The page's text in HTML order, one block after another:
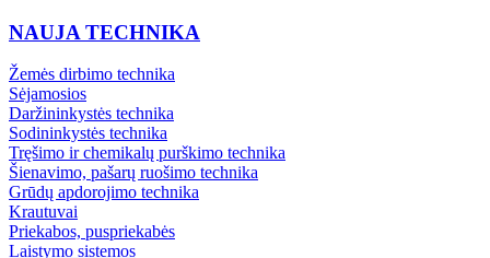
NAUJA TECHNIKA
Žemės dirbimo technika
Sėjamosios
Daržininkystės technika
Sodininkystės technika
Tręšimo ir chemikalų purškimo technika
Šienavimo, pašarų ruošimo technika
Grūdų apdorojimo technika
Krautuvai
Priekabos, puspriekabės
Laistymo sistemos